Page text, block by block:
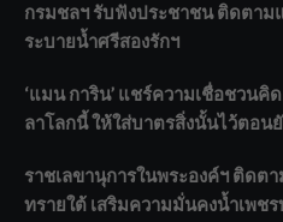
กรมชลฯ รับฟังประชาชน ติดตาม
ระบายน้ำศรีสองรักฯ
‘แมน การิน’ แชร์ความเชื่อชวนคิ
ลาโลกนี้ ให้ใส่บาตรสิ่งนั้นไว้ตอน
ราชเลขานุการในพระองค์ฯ ติดต
ทรายใต้ เสริมความมั่นคงน้ำเพชร